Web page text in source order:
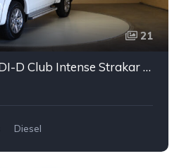
21
Mitsubishi L200 2.4 DI-D Club Intense Strakar 4WD
Diesel